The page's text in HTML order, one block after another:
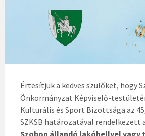
Értesítjük a kedves szülőket, hogy
Önkormányzat Képviselő-
Kulturális és Sport Bizottsága az
SZKSB határozatával rendelkezett
Szobon állandó lakóhellyel vagy